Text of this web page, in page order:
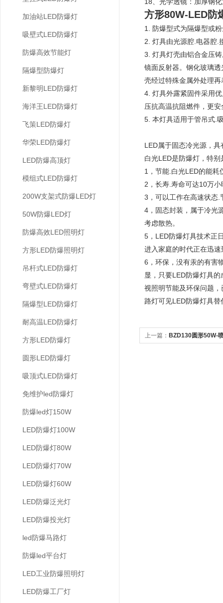
加油站LED防爆灯
吸壁式LED防爆灯
防爆高效节能灯
隔爆型防爆灯
新黎明LED防爆灯
海洋王LED防爆灯
飞策LED防爆灯
华荣LED防爆灯
LED防爆高顶灯
模组式LED防爆灯
200W支架式防爆LED灯
50W防爆LED灯
防爆高效LED照明灯
方形LED防爆照明灯
吊杆式LED防爆灯
弯壁式LED防爆灯
隔爆型LED防爆灯
耐高温LED防爆灯
方形LED防爆灯
圆形LED防爆灯
吸顶式LED防爆灯
免维护led防爆灯
防爆led灯150W
LED防爆灯100W
LED防爆灯80W
LED防爆灯70W
LED防爆灯60W
LED防爆泛光灯
LED防爆投光灯
led防爆马路灯
防爆led平台灯
LED工业防爆照明灯
LED防爆工厂灯
方形80W-LED防
1. 防爆型式为隔爆型或
2. 灯具由光源腔.电器腔.
3. 灯具灯壳由铝合金压
镜面反射器。钢化玻璃
壳经过特殊金属外处理
4. 灯具外露紧固件采用
压抗高温抗阻燃件，更安
5. 本灯具适用于管吊式.
LED属于固态冷光源，
白光LED是防爆灯，特
1，节能.白光LED的能
2，长寿.寿命可达10万
3，可以工作在高速状态.
4，固态封装，属于冷光
考虑散热。
5，LED防爆灯具技术正
进入家庭的时代正在迅速
6，环保，没有汞的有害
显，只要LED防爆灯具
视照明节能及环保问题
路灯可见LED防爆灯具
上一篇： BZD130圆形50W-